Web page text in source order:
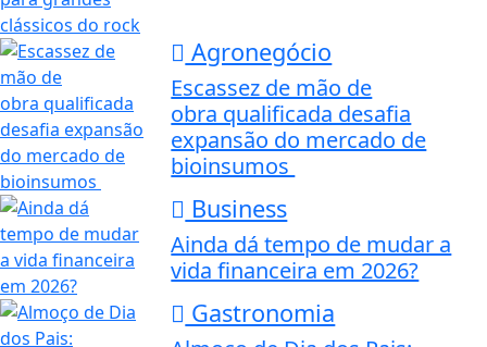
Agronegócio
Escassez de mão de
obra qualificada desafia
expansão do mercado de
bioinsumos
Business
Ainda dá tempo de mudar a
vida financeira em 2026?
Gastronomia